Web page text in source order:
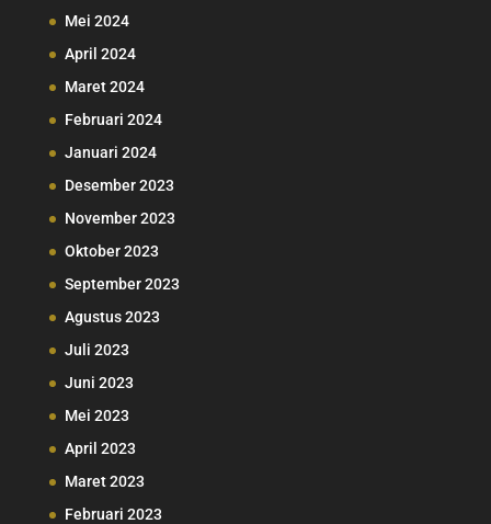
Mei 2024
April 2024
Maret 2024
Februari 2024
Januari 2024
Desember 2023
November 2023
Oktober 2023
September 2023
Agustus 2023
Juli 2023
Juni 2023
Mei 2023
April 2023
Maret 2023
Februari 2023